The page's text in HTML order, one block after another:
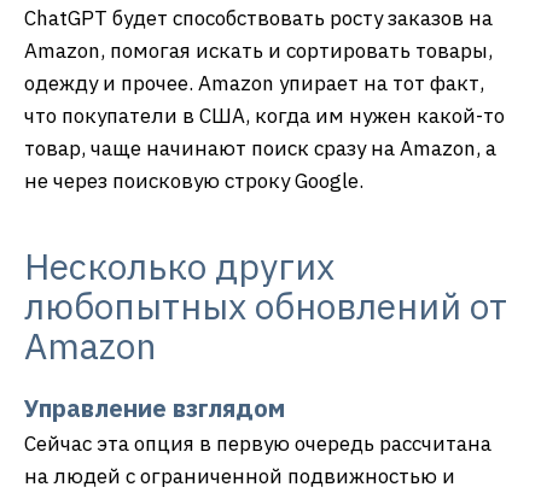
ChatGPT будет способствовать росту заказов на
Amazon, помогая искать и сортировать товары,
одежду и прочее. Amazon упирает на тот факт,
что покупатели в США, когда им нужен какой-то
товар, чаще начинают поиск сразу на Amazon, а
не через поисковую строку Google.
Несколько других
любопытных обновлений от
Amazon
Управление взглядом
Сейчас эта опция в первую очередь рассчитана
на людей с ограниченной подвижностью и